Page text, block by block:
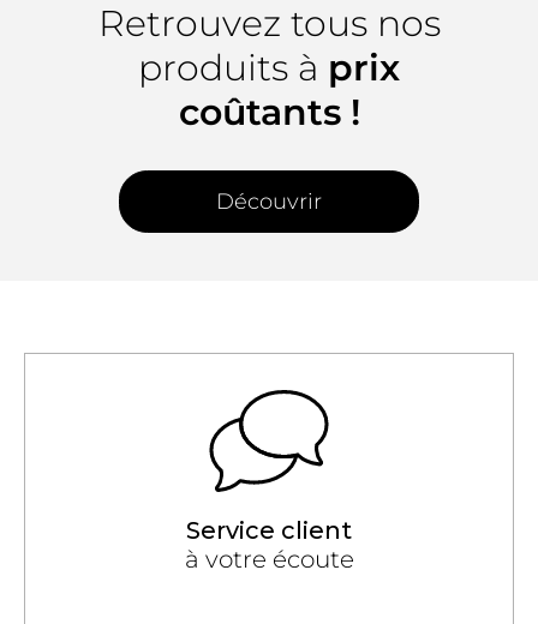
Retrouvez tous nos
produits à prix
coûtants !
Découvrir
Service client
à votre écoute